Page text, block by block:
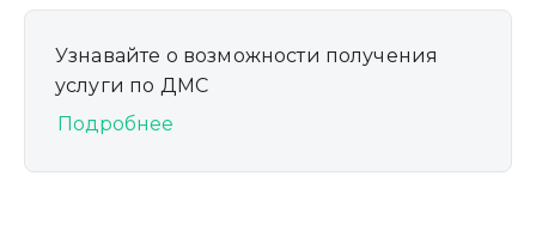
Узнавайте о возможности получения
услуги по ДМС
Подробнее